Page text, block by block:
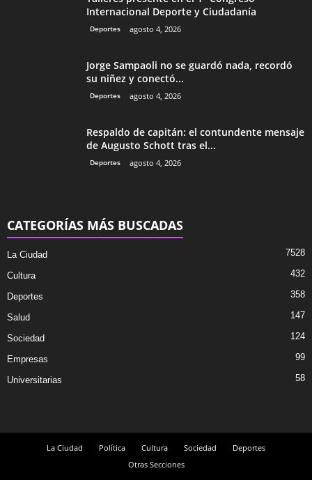
Internacional Deporte y Ciudadanía
Deportes agosto 4, 2026
Jorge Sampaoli no se guardó nada, recordó
su niñez y conectó...
Deportes agosto 4, 2026
Respaldo de capitán: el contundente mensaje
de Augusto Schott tras el...
Deportes agosto 4, 2026
CATEGORÍAS MÁS BUSCADAS
La Ciudad 7528
Cultura 432
Deportes 358
Salud 147
Sociedad 124
Empresas 99
Universitarias 58
La Ciudad Política Cultura Sociedad
Deportes
Otras Secciones